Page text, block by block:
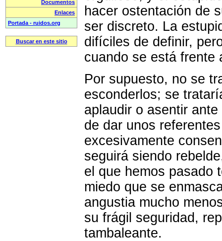
hacer ostentación de
ser discreto. La
difíciles de definir,
cuando se está frente
Por supuesto, no se
esconderlos; se
aplaudir o asentir
de dar unos
excesivamente
seguirá siendo
el que hemos pasado
miedo que se
angustia mucho
su frágil seguridad,
tambaleante.